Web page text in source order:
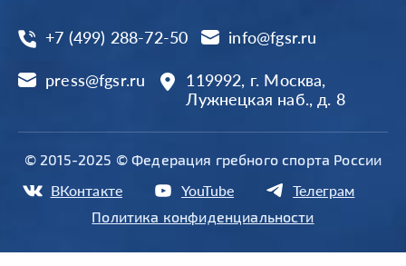
+7 (499) 288-72-50 info@fgsr.ru
press@fgsr.ru
119992, г. Москва,
Лужнецкая наб., д. 8
© 2015-2025 © Федерация гребного спорта России
Политика конфиденциальности
ВКонтакте YouTube Телеграм